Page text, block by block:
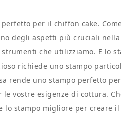
per il chiffon cake.
degli aspetti più cruciali
che utilizziamo. E lo
richiede uno stampo
rende uno stampo perfetto
vostre esigenze di cottura.
lo stampo migliore per creare